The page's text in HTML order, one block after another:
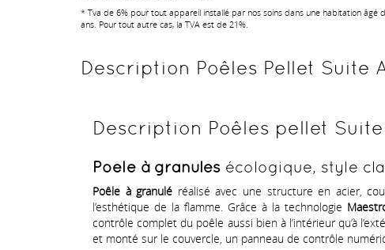
* Tva de 6% pour tout appareil installé par nos soins dans une habitation âgé
ans. Pour tout autre cas, la TVA est de 21%.
Description Poêles Pellet Suite
Description Poêles pellet Suite
Poêle à granulés écologique, style
Poêle à granulé réalisé avec une structure en acier,
l’esthétique de la flamme. Grâce à la technologie
contrôle complet du poêle aussi bien à l’intérieur qu’à
et monté sur le couvercle, un panneau de contrôle